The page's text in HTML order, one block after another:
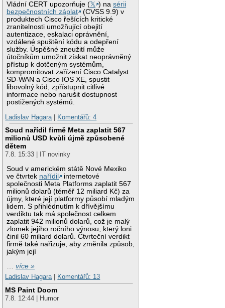
Vládní CERT upozorňuje (𝕏 ) nasérii
bezpečnostních záplat
(CVSS 9.9) v
produktech Cisco řešících kritické
zranitelnosti umožňující obejití
autentizace, eskalaci oprávnění,
vzdálené spuštění kódu a odepření
služby. Úspěšné zneužití může
útočníkům umožnit získat neoprávněný
přístup k dotčeným systémům,
kompromitovat zařízení Cisco Catalyst
SD-WAN a Cisco IOS XE, spustit
libovolný kód, zpřístupnit citlivé
informace nebo narušit dostupnost
postižených systémů.
Ladislav Hagara
Komentářů: 4
Soud nařídil firmě Meta zaplatit 567
milionů USD kvůli újmě způsobené
dětem
7.8. 15:33 | IT novinky
Soud v americkém státě Nové Mexiko
ve čtvrtek nařídil
internetové
společnosti Meta Platforms zaplatit 567
milionů dolarů (téměř 12 miliard Kč) za
újmy, které její platformy působí mladým
lidem. S přihlédnutím k dřívějšímu
verdiktu tak má společnost celkem
zaplatit 942 milionů dolarů, což je malý
zlomek jejího ročního výnosu, který loni
činil 60 miliard dolarů. Čtvrteční verdikt
firmě také nařizuje, aby změnila způsob,
jakým její
…více »
Ladislav Hagara| Komentářů: 13
MS Paint Doom
7.8. 12:44 | Humor